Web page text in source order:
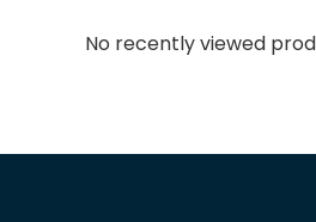
No recently viewed